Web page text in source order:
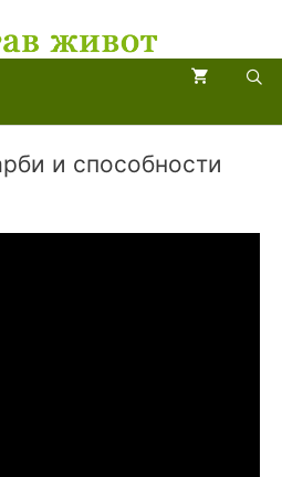
и способности